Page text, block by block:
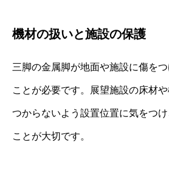
機材の扱いと施設の保護
三脚の金属脚が地面や施設に傷を
ことが必要です。展望施設の床材
つからないよう設置位置に気をつ
ことが大切です。